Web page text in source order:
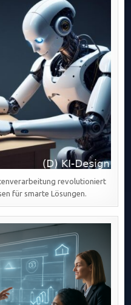
revolutioniert
für smarte Lösungen.